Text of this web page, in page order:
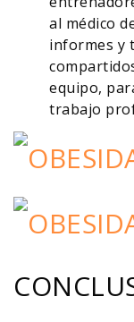
al médico
informes y
equipo,
trabajo